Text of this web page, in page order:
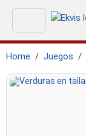
Home Juegos